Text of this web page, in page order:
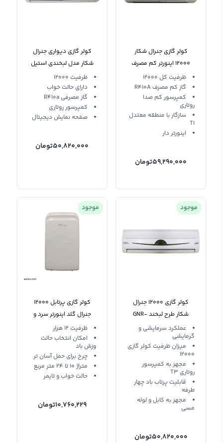
کولر گازی جنرال شکار
12000 اینورتر کم مصرف
GNRINV-12-I
ظرفیت کل 12000
گاز کم مصرف R410A
کمپرسور کم صدا
روتاری
سازگار با منطقه معتدل
T1
اینورتر دار
59,290,000تومان
کولر گازی دیواری جنرال
شکار مدل لبخندی استیل
12000 GNRR-12GRAA-I T3ظرفیت 12000
دارای حالت خواب
گاز مصرفی R410a
کمپرسور روتاری
صفحه نمایش دیجیتال
50,820,000تومان
موجود
کولر گازی 12000 جنرال
شکار طرح لبخند GNR-
12GWN R22
عملکرد سرمایشی و
گرمایشی
میزان ظرفیت کولر گازی
12000
مجهز به کمپرسور
روتاری T3
قابلیت پرتاب باد چهار
طرفه
مجهز به کابل و لوله
مسی
50,820,000تومان
موجود
کولر گازی پرتابل 12000
جنرال گلد اینورتر سرد و
گرم General Gold GG-
P12000SUPER
ظرفیت 12 هزار
امکان انتخاب حالت
وزش باد
چرخ برای حمل آسان تر
متراژ 10 تا 24 متر مربع
حالت خواب و تایمر
10,760,229تومان